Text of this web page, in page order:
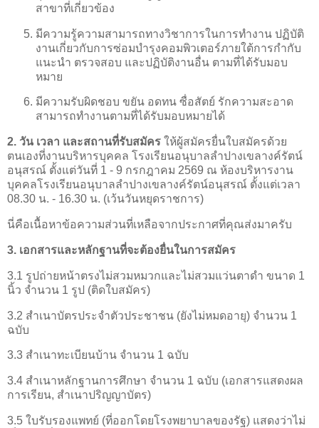
สาขาที่เกี่ยวข้อง
มีความรู้ความสามารถทางวิชาการในการทำงาน ปฏิบัติ
งานเกี่ยวกับการซ่อมบำรุงคอมพิวเตอร์ภายใต้การกำกับ
แนะนำ ตรวจสอบ และปฏิบัติงานอื่น ตามที่ได้รับมอบ
หมาย
มีความรับผิดชอบ ขยัน อดทน ซื่อสัตย์ รักความสะอาด
สามารถทำงานตามที่ได้รับมอบหมายได้
2. วัน เวลา และสถานที่รับสมัคร ให้ผู้สมัครยื่นใบสมัครด้วย
ตนเองที่งานบริหารบุคคล โรงเรียนอนุบาลลำปางเขลางค์รัตน์
อนุสรณ์ ตั้งแต่วันที่ 1 - 9 กรกฎาคม 2569 ณ ห้องบริหารงาน
บุคคลโรงเรียนอนุบาลลำปางเขลางค์รัตน์อนุสรณ์ ตั้งแต่เวลา
08.30 น. - 16.30 น. (เว้นวันหยุดราชการ)
นี่คือเนื้อหาข้อความส่วนที่เหลือจากประกาศที่คุณส่งมาครับ
3. เอกสารและหลักฐานที่จะต้องยื่นในการสมัคร
3.1 รูปถ่ายหน้าตรงไม่สวมหมวกและไม่สวมแว่นตาดำ ขนาด 1
นิ้ว จำนวน 1 รูป (ติดใบสมัคร)
3.2 สำเนาบัตรประจำตัวประชาชน (ยังไม่หมดอายุ) จำนวน 1
ฉบับ
3.3 สำเนาทะเบียนบ้าน จำนวน 1 ฉบับ
3.4 สำเนาหลักฐานการศึกษา จำนวน 1 ฉบับ (เอกสารแสดงผล
การเรียน, สำเนาปริญญาบัตร)
3.5 ใบรับรองแพทย์ (ที่ออกโดยโรงพยาบาลของรัฐ) แสดงว่าไม่